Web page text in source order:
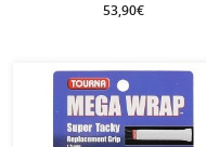
53,90€